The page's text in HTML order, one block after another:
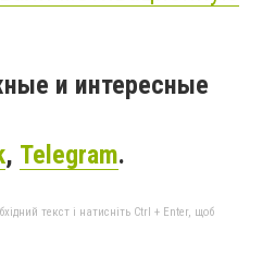
и интересные
, Telegram.
текст і натисніть Ctrl + Enter, щоб